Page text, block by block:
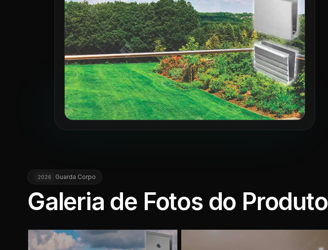
2026 Guarda Corpo
Galeria de Fotos do Produto